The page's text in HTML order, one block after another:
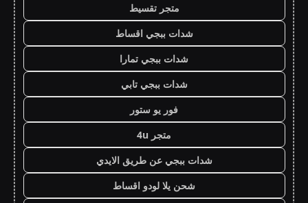
متجر تقسيط
شدات ببجي اقساط
شدات ببجي تمارا
شدات ببجي تابي
فور يو ستور
متجر 4u
شدات ببجي عن طريق الايدي
شحن يلا لودو اقساط